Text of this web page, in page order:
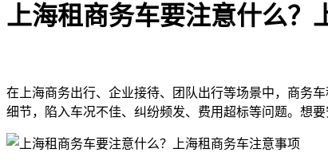
上海租商务车要注意什么？
在上海商务出行、企业接待、团队出行等场景中，商务
细节，陷入车况不佳、纠纷频发、费用超标等问题。想